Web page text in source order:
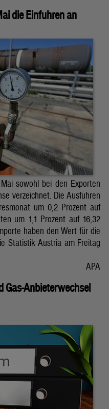
die Einfuhren an
sowohl bei den Exporten
verzeichnet. Die Ausfuhren
um 0,2 Prozent auf
um 1,1 Prozent auf 16,32
haben den Wert für die
Statistik Austria am Freitag
APA
Gas-Anbieterwechsel